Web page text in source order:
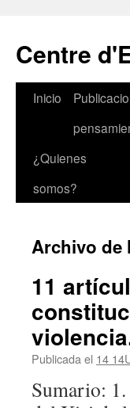
contenido
Centre
Inicio
¿Quienes
somos?
Archivo de
11
Publicada el 14
Sumario: